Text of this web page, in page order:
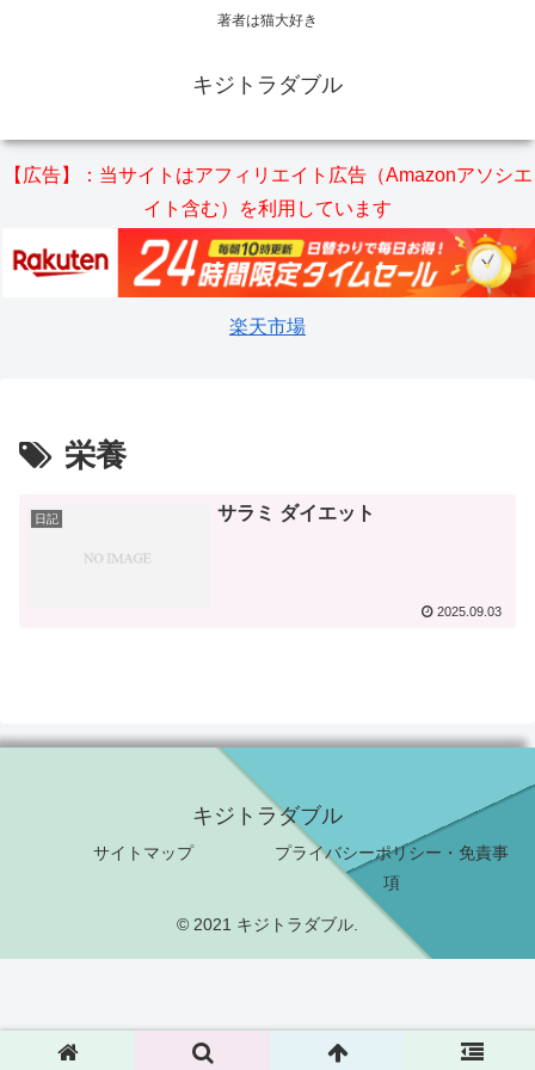
著者は猫大好き
キジトラダブル
【広告】：当サイトはアフィリエイト広告（Amazonアソシエ
イト含む）を利用しています
楽天市場
栄養
日記 サラミ ダイエット
2025.09.03
キジトラダブル
サイトマップ
プライバシーポリシー・免責事
項
© 2021 キジトラダブル.